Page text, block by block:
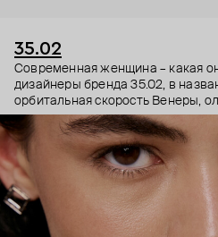
35.02
Современная женщина – какая
дизайнеры бренда 35.02, в
орбитальная скорость Венеры,
энергию. Поэтому в украшениях 35.02 сочетается, казалось
бы, несочетаемое – все грани
строгость, плавные линии с
современность и классика. В
две стороны характера. Черные
таинственность, спрятанная в
ясная частица нашей души, все
Украшения 35.02 – ваш рассказ о